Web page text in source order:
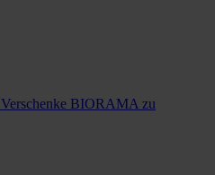
Verschenke BIORAMA zu